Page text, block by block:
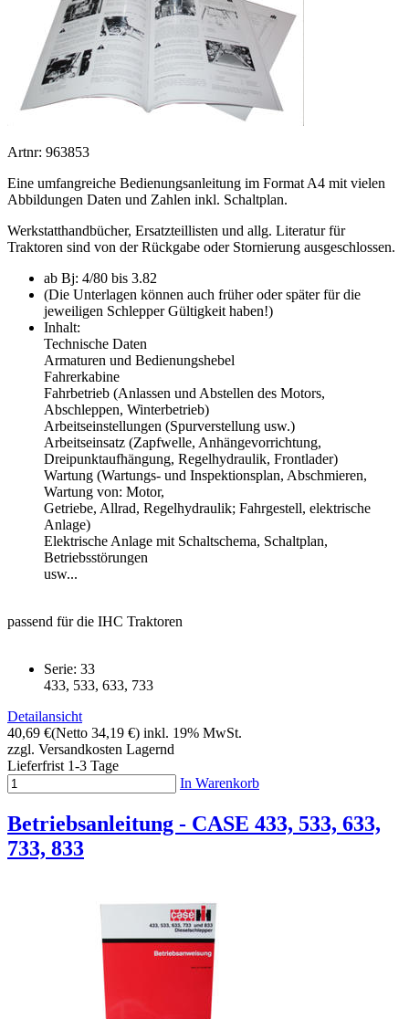
Artnr: 963853
Eine umfangreiche Bedienungsanleitung im Format A4 mit vielen
Abbildungen Daten und Zahlen inkl. Schaltplan.
Werkstatthandbücher, Ersatzteillisten und allg. Literatur für
Traktoren sind von der Rückgabe oder Stornierung ausgeschlossen.
ab Bj: 4/80 bis 3.82
(Die Unterlagen können auch früher oder später für die
jeweiligen Schlepper Gültigkeit haben!)
Inhalt:
Technische Daten
Armaturen und Bedienungshebel
Fahrerkabine
Fahrbetrieb (Anlassen und Abstellen des Motors,
Abschleppen, Winterbetrieb)
Arbeitseinstellungen (Spurverstellung usw.)
Arbeitseinsatz (Zapfwelle, Anhängevorrichtung,
Dreipunktaufhängung, Regelhydraulik, Frontlader)
Wartung (Wartungs- und Inspektionsplan, Abschmieren,
Wartung von: Motor,
Getriebe, Allrad, Regelhydraulik; Fahrgestell, elektrische
Anlage)
Elektrische Anlage mit Schaltschema, Schaltplan,
Betriebsstörungen
usw...
passend für die IHC Traktoren
Serie: 33
433, 533, 633, 733
Detailansicht
40,69 €(Netto 34,19 €) inkl. 19% MwSt.
zzgl. Versandkosten Lagernd
Lieferfrist 1-3 Tage
In Warenkorb
Betriebsanleitung - CASE 433, 533, 633,
733, 833